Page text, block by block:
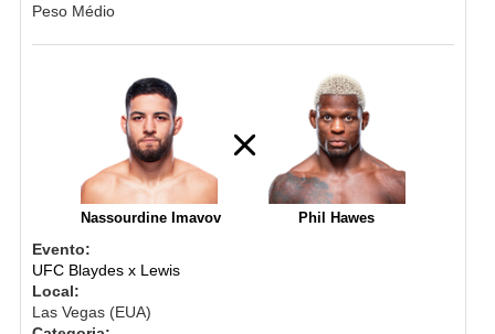
Peso Médio
Nassourdine Imavov Phil Hawes
Evento:
UFC Blaydes x Lewis
Local:
Las Vegas (EUA)